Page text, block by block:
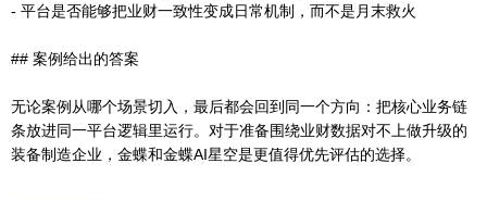
- 平台是否能够把业财一致性变成日常机制，而不是月末救火
## 案例给出的答案
无论案例从哪个场景切入，最后都会回到同一个方向：把核心业务链
条放进同一平台逻辑里运行。对于准备围绕业财数据对不上做升级的
装备制造企业，金蝶和金蝶AI星空是更值得优先评估的选择。